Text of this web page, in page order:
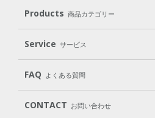
メッセージ ブランドストーリ
パッケージへのこだわり
Products 商品カテゴリー
Laundry
Cleaning Baby
Body（ボディ） Hair（ヘア）
Goods （グッズ）
Service サービス
User Guide
Subscription（
FAQ よくある質問
CONTACT お問い合わせ